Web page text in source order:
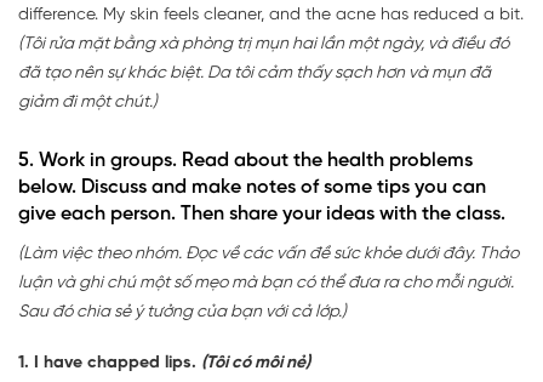
difference. My skin feels cleaner, and the acne has reduced a bit.
(Tôi rửa mặt bằng xà phòng trị mụn hai lần một ngày, và điều đó
đã tạo nên sự khác biệt. Da tôi cảm thấy sạch hơn và mụn đã
giảm đi một chút.)
5. Work in groups. Read about the health problems
below. Discuss and make notes of some tips you can
give each person. Then share your ideas with the class.
(Làm việc theo nhóm. Đọc về các vấn đề sức khỏe dưới đây. Thảo
luận và ghi chú một số mẹo mà bạn có thể đưa ra cho mỗi người.
Sau đó chia sẻ ý tưởng của bạn với cả lớp.)
1. I have chapped lips. (Tôi có môi nẻ)